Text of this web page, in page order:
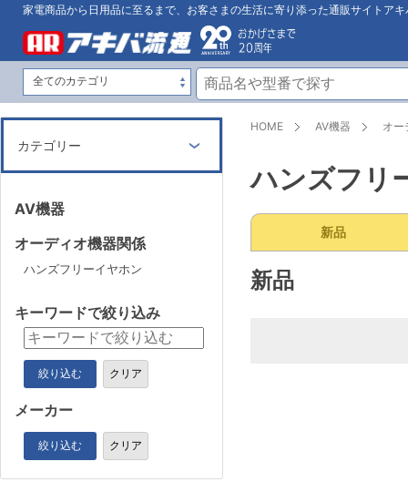
家電商品から日用品に至るまで、お客さまの生活に寄り添った通販サイトアキ
HOME AV機器 オー
ハンズフリ
新品
新品
カテゴリー
AV機器
オーディオ機器関係
ハンズフリーイヤホン
キーワードで絞り込み
絞り込む クリア
メーカー
絞り込む クリア